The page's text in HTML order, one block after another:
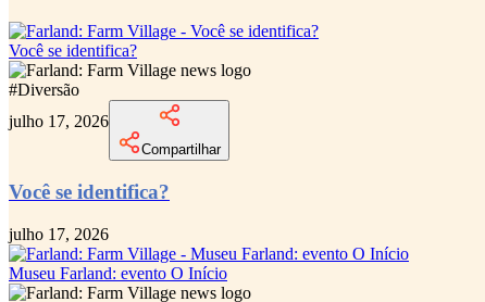
Você se identifica?
#Diversão
julho 17, 2026
Compartilhar
Você se identifica?
julho 17, 2026
Museu Farland: evento O Início